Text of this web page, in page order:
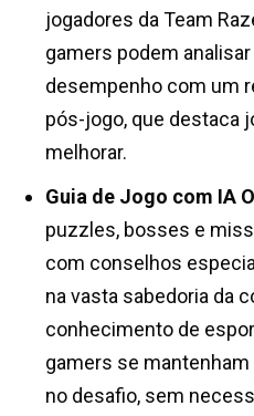
jogadores da Team
gamers podem
desempenho com um
pós-jogo, que destaca
melhorar.
Guia de Jogo com IA
puzzles, bosses e
com conselhos
na vasta sabedoria da
conhecimento de
gamers se
no desafio, sem